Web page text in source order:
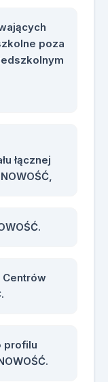
poza
łącznej
Centrów
profilu